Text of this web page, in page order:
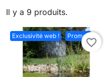
Il y a 9 produits.
Exclusivité web ! Promo !
favorite_border